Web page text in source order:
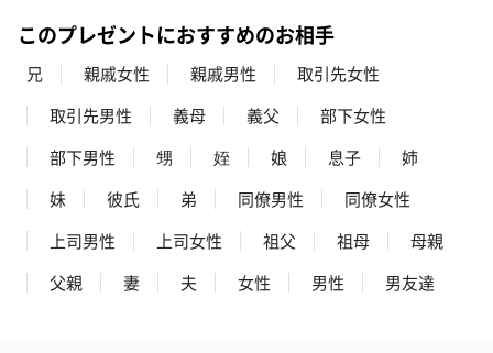
このプレゼントにおすすめのお相手
兄 親戚女性 親戚男性
取引先女性
取引先男性
義母 義父
部下女性
部下男性
甥 姪 娘 息子
姉
妹
彼氏 弟 同僚男性
同僚女性
上司男性
上司女性 祖父 祖母
母親
父親
妻 夫 女性 男性 男友達